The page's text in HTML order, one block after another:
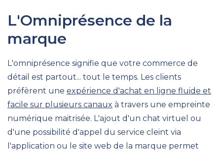
L'Omniprésence de la
marque
L'omniprésence signifie que votre commerce de
détail est partout... tout le temps. Les clients
préfèrent une expérience d'achat en ligne fluide et
facile sur plusieurs canaux à travers une empreinte
numérique maitrisée. L'ajout d'un chat virtuel ou
d'une possibilité d'appel du service cleint via
l'application ou le site web de la marque permet